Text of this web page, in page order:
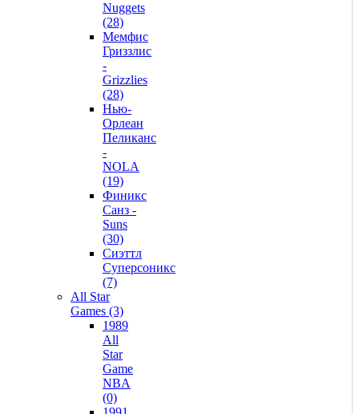
Nuggets
(28)
Мемфис
Гриззлис
-
Grizzlies
(28)
Нью-
Орлеан
Пеликанс
-
NOLA
(19)
Финикс
Санз -
Suns
(30)
Сиэттл
Суперсоникс
(7)
All Star
Games (3)
1989
All
Star
Game
NBA
(0)